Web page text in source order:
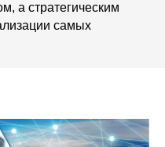
а стратегическим
самых